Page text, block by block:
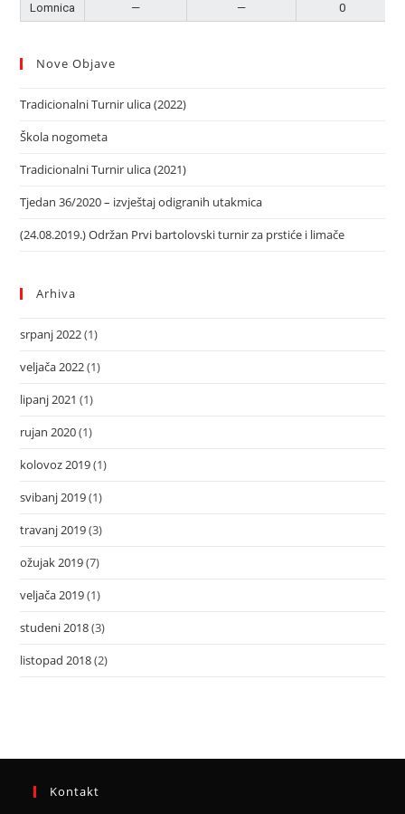
Lomnica
— — 0
Nove Objave
Tradicionalni Turnir ulica (2022)
Škola nogometa
Tradicionalni Turnir ulica (2021)
Tjedan 36/2020 – izvještaj odigranih utakmica
(24.08.2019.) Održan Prvi bartolovski turnir za prstiće i limače
Arhiva
srpanj 2022(1)
veljača 2022(1)
lipanj 2021 (1)
rujan 2020(1)
kolovoz 2019(1)
svibanj 2019(1)
travanj 2019(3)
ožujak 2019(7)
veljača 2019(1)
studeni 2018(3)
listopad 2018(2)
Kontakt